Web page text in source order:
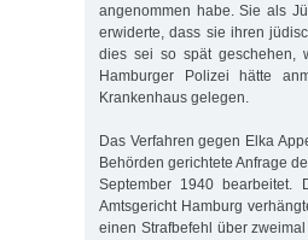
angenommen habe. Sie als
erwiderte, dass sie ihren
dies sei so spät geschehen,
Hamburger Polizei hätte
Krankenhaus gelegen.
Das Verfahren gegen Elka
Behörden gerichtete Anfrage
September 1940 bearbeitet.
Amtsgericht Hamburg
einen Strafbefehl über